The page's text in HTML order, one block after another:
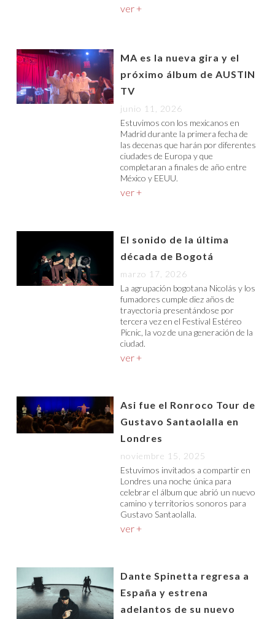
ver +
MA es la nueva gira y el
próximo álbum de AUSTIN
TV
junio 11, 2026
Estuvimos con los mexicanos en
Madrid durante la primera fecha de
las decenas que harán por diferentes
ciudades de Europa y que
completaran a finales de año entre
México y EEUU.
ver +
El sonido de la última
década de Bogotá
marzo 17, 2026
La agrupación bogotana Nicolás y los
fumadores cumple diez años de
trayectoria presentándose por
tercera vez en el Festival Estéreo
Picnic, la voz de una generación de la
ciudad.
ver +
Asi fue el Ronroco Tour de
Gustavo Santaolalla en
Londres
noviembre 15, 2025
Estuvimos invitados a compartir en
Londres una noche única para
celebrar el álbum que abrió un nuevo
camino y territorios sonoros para
Gustavo Santaolalla.
ver +
Dante Spinetta regresa a
España y estrena
adelantos de su nuevo